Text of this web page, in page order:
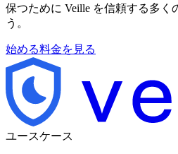
保つために Veille を信頼する多く
う。
始める料金を見る
ユースケース